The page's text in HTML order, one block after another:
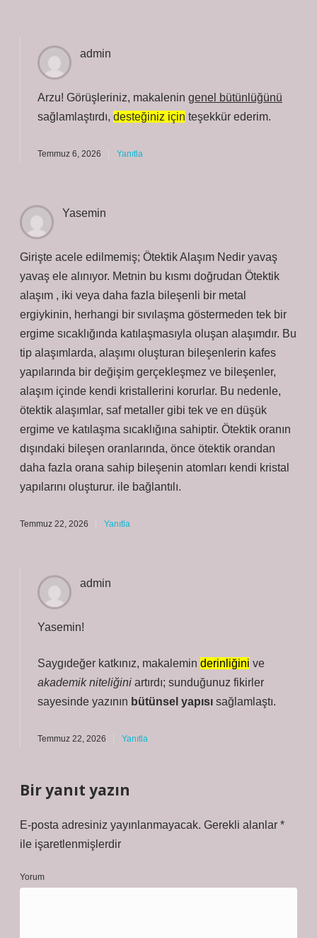
admin
Arzu! Görüşleriniz, makalenin genel bütünlüğünü
sağlamlaştırdı, desteğiniz için teşekkür ederim.
Temmuz 6, 2026 Yanıtla
Yasemin
Girişte acele edilmemiş; Ötektik Alaşım Nedir yavaş
yavaş ele alınıyor. Metnin bu kısmı doğrudan Ötektik
alaşım , iki veya daha fazla bileşenli bir metal
ergiykinin, herhangi bir sıvılaşma göstermeden tek bir
ergime sıcaklığında katılaşmasıyla oluşan alaşımdır. Bu
tip alaşımlarda, alaşımı oluşturan bileşenlerin kafes
yapılarında bir değişim gerçekleşmez ve bileşenler,
alaşım içinde kendi kristallerini korurlar. Bu nedenle,
ötektik alaşımlar, saf metaller gibi tek ve en düşük
ergime ve katılaşma sıcaklığına sahiptir. Ötektik oranın
dışındaki bileşen oranlarında, önce ötektik orandan
daha fazla orana sahip bileşenin atomları kendi kristal
yapılarını oluşturur. ile bağlantılı.
Temmuz 22, 2026 Yanıtla
admin
Yasemin!
Saygıdeğer katkınız, makalemin derinliğini ve
akademik niteliğini artırdı; sunduğunuz fikirler
sayesinde yazının bütünsel yapısı sağlamlaştı.
Temmuz 22, 2026 Yanıtla
Bir yanıt yazın
E-posta adresiniz yayınlanmayacak. Gerekli alanlar *
ile işaretlenmişlerdir
Yorum